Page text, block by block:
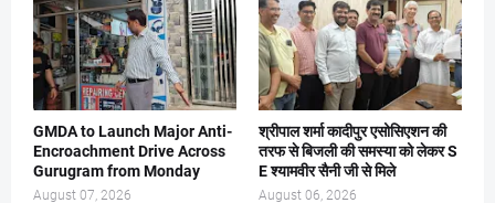
GMDA to Launch Major Anti-
Encroachment Drive Across
Gurugram from Monday
August 07, 2026
श्रीपाल शर्मा कादीपुर एसोसिएशन की
तरफ से बिजली की समस्या को लेकर S
E श्यामवीर सैनी जी से मिले
August 06, 2026